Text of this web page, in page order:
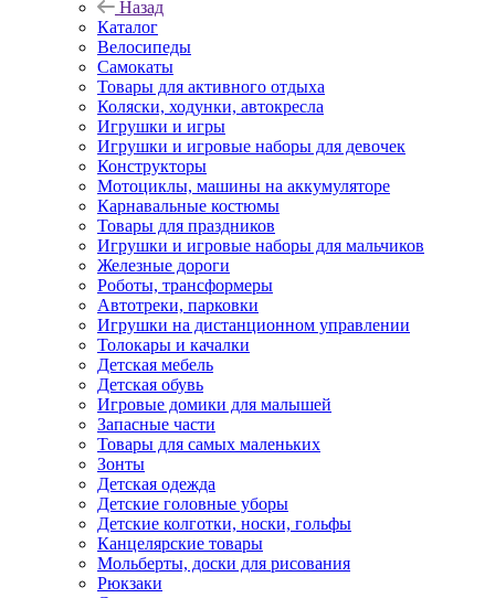
Назад
Каталог
Велосипеды
Самокаты
Товары для активного отдыха
Коляски, ходунки, автокресла
Игрушки и игры
Игрушки и игровые наборы для девочек
Конструкторы
Мотоциклы, машины на аккумуляторе
Карнавальные костюмы
Товары для праздников
Игрушки и игровые наборы для мальчиков
Железные дороги
Роботы, трансформеры
Автотреки, парковки
Игрушки на дистанционном управлении
Толокары и качалки
Детская мебель
Детская обувь
Игровые домики для малышей
Запасные части
Товары для самых маленьких
Зонты
Детская одежда
Детские головные уборы
Детские колготки, носки, гольфы
Канцелярские товары
Мольберты, доски для рисования
Рюкзаки